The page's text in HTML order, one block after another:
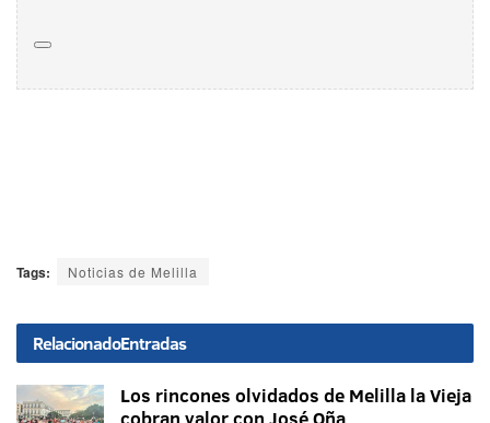
Tags: Noticias de Melilla
RelacionadoEntradas
Los rincones olvidados de Melilla la Vieja